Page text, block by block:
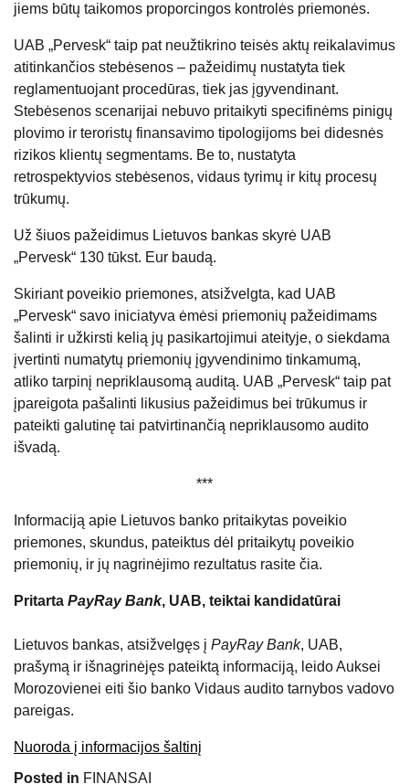
jiems būtų taikomos proporcingos kontrolės priemonės.
UAB „Pervesk“ taip pat neužtikrino teisės aktų reikalavimus
atitinkančios stebėsenos – pažeidimų nustatyta tiek
reglamentuojant procedūras, tiek jas įgyvendinant.
Stebėsenos scenarijai nebuvo pritaikyti specifinėms pinigų
plovimo ir teroristų finansavimo tipologijoms bei didesnės
rizikos klientų segmentams. Be to, nustatyta
retrospektyvios stebėsenos, vidaus tyrimų ir kitų procesų
trūkumų.
Už šiuos pažeidimus Lietuvos bankas skyrė UAB
„Pervesk“ 130 tūkst. Eur baudą.
Skiriant poveikio priemones, atsižvelgta, kad UAB
„Pervesk“ savo iniciatyva ėmėsi priemonių pažeidimams
šalinti ir užkirsti kelią jų pasikartojimui ateityje, o siekdama
įvertinti numatytų priemonių įgyvendinimo tinkamumą,
atliko tarpinį nepriklausomą auditą. UAB „Pervesk“ taip pat
įpareigota pašalinti likusius pažeidimus bei trūkumus ir
pateikti galutinę tai patvirtinančią nepriklausomo audito
išvadą.
***
Informaciją apie Lietuvos banko pritaikytas poveikio
priemones, skundus, pateiktus dėl pritaikytų poveikio
priemonių, ir jų nagrinėjimo rezultatus rasite čia.
Pritarta PayRay Bank, UAB, teiktai kandidatūrai
Lietuvos bankas, atsižvelgęs į PayRay Bank, UAB,
prašymą ir išnagrinėjęs pateiktą informaciją, leido Auksei
Morozovienei eiti šio banko Vidaus audito tarnybos vadovo
pareigas.
Nuoroda į informacijos šaltinį
Posted in FINANSAI